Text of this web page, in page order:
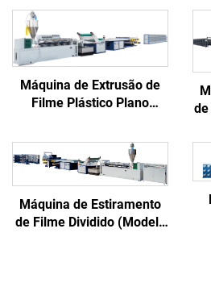
Máquina de Extrusão de
Filme Plástico Plano
Máquina de Estiramento
de Filme Dividido (Modelo